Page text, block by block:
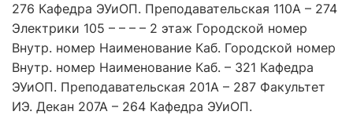
276 Кафедра ЭУиОП. Преподавательская 110А – 274
Электрики 105 – – – – 2 этаж Городской номер
Внутр. номер Наименование Каб. Городской номер
Внутр. номер Наименование Каб. – 321 Кафедра
ЭУиОП. Преподавательская 201А – 287 Факультет
ИЭ. Декан 207А – 264 Кафедра ЭУиОП.